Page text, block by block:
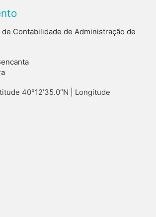
Contabilidade de Administração de
40°12’35.0″N | Longitude